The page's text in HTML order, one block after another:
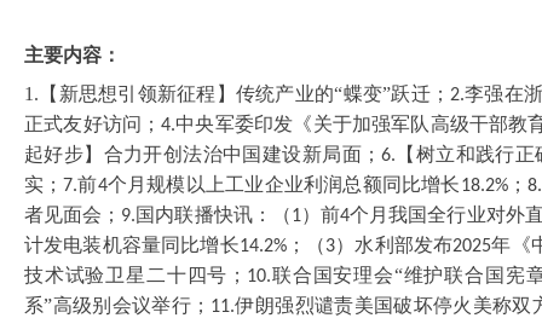
主要内容：
1.【新思想引领新征程】传统产业的“蝶变”跃迁； 2.李强在
正式友好访问；4.中央军委印发《关于加强军队高级干部教
起好步】合力开创法治中国建设新局面； 6. 【树立和践行
实；7.前4个月规模以上工业企业利润总额同比增长18.2%； 8.
者见面会； 9.国内联播快讯：（1）前4个月我国全行业对外
计发电装机容量同比增长14.2%；（3）水利部发布2025年《
技术试验卫星二十四号； 10.联合国安理会“维护联合国宪
系”高级别会议举行； 11.伊朗强烈谴责美国破坏停火美称双